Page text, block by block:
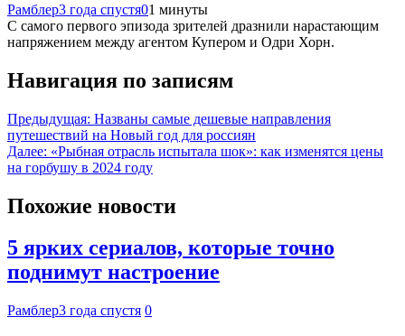
Рамблер3 года спустя01 минуты
С самого первого эпизода зрителей дразнили нарастающим
напряжением между агентом Купером и Одри Хорн.
Навигация по записям
Предыдущая: Названы самые дешевые направления
путешествий на Новый год для россиян
Далее: «Рыбная отрасль испытала шок»: как изменятся цены
на горбушу в 2024 году
Похожие новости
5 ярких сериалов, которые точно
поднимут настроение
Рамблер3 года спустя 0